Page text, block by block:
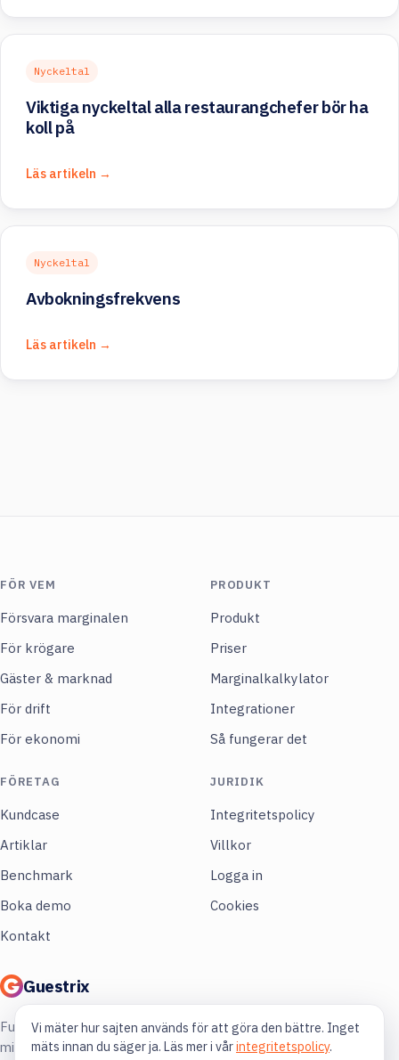
Nyckeltal
Viktiga nyckeltal alla restaurangchefer bör ha
koll på
Läs artikeln →
Nyckeltal
Avbokningsfrekvens
Läs artikeln →
Guestrix
Full koll på din restaurang. Mer lönsamhet,
mindre gissning.
FÖR VEM
Försvara marginalen
För krögare
Gäster & marknad
För drift
För ekonomi
PRODUKT
Produkt
Priser
Marginalkalkylator
Integrationer
Så fungerar det
FÖRETAG
Kundcase
Artiklar
Benchmark
Boka demo
Kontakt
JURIDIK
Integritetspolicy
Villkor
Logga in
Cookies
Vi mäter hur sajten används för att göra den bättre. Inget
mäts innan du säger ja. Läs mer i vårintegritetspolicy.